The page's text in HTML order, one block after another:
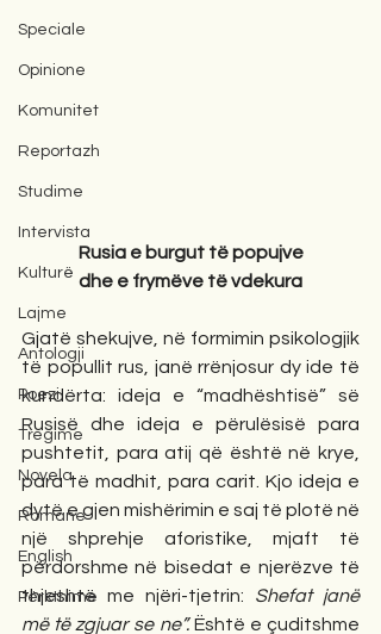
Speciale
Opinione
Komunitet
Reportazh
Studime
Intervista
Kulturë
Lajme
Antologji
Poezi
Tregime
Novela
Romane
English
Përkthime
Rusia e burgut të popujve
dhe e frymëve të vdekura
Gjatë shekujve, në formimin psikologjik
të popullit rus, janë rrënjosur dy ide të
kundërta: ideja e “madhështisë” së
Rusisë dhe ideja e përulësisë para
pushtetit, para atij që është në krye,
para të madhit, para carit. Kjo ideja e
dytë e gjen mishërimin e saj të plotë në
një shprehje aforistike, mjaft të
përdorshme në bisedat e njerëzve të
thjeshtë me njëri-tjetrin: Shefat janë
më të zgjuar se ne”. Është e çuditshme